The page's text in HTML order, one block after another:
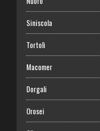
Siniscola
Tortolì
Macomer
Dorgali
Orosei